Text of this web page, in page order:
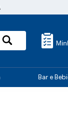
Bar e